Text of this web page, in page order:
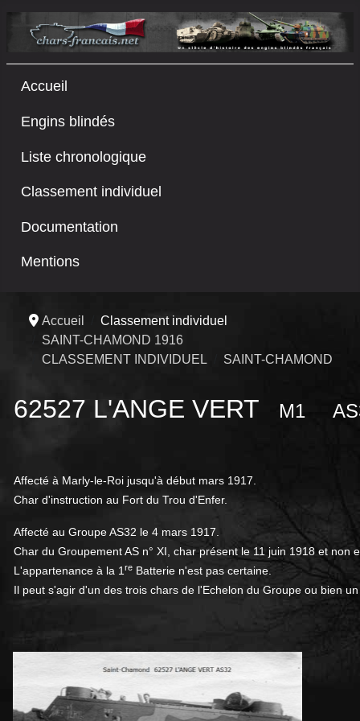
Accueil
Engins blindés
Liste chronologique
Classement individuel
Documentation
Mentions
Accueil
Classement individuel
SAINT-CHAMOND 1916
CLASSEMENT INDIVIDUEL
SAINT-CHAMOND
62527 L'ANGE VERT M1
Affecté à Marly-le-Roi jusqu'à début mars 1917.
Char d'instruction au Fort du Trou d'Enfer.
Affecté au Groupe AS32 le 4 mars 1917.
Char du Groupement AS n° XI, char présent le 11 juin 1918 et non
L'appartenance à la 1 re Batterie n'est pas certaine.
Il peut s'agir d'un des trois chars de l'Echelon du Groupe ou bien